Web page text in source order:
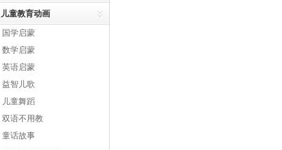
儿童教育动画
国学启蒙
数学启蒙
英语启蒙
益智儿歌
儿童舞蹈
双语不用教
童话故事